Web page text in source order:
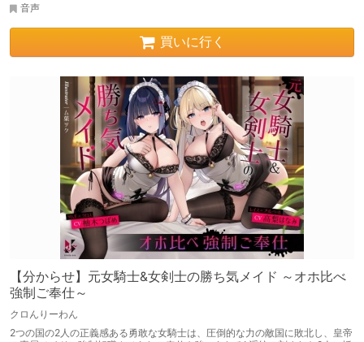
音声
買いに行く
【分からせ】元女騎士&女剣士の勝ち気メイド ～オホ比べ
強制ご奉仕～
クロんりーわん
2つの国の2人の正義感ある勇敢な女騎士は、圧倒的な力の敵国に敗北し、皇帝